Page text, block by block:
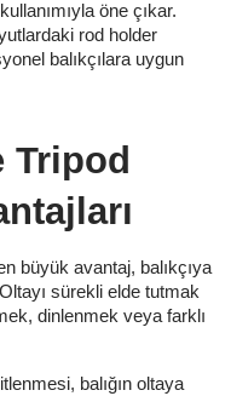
öne çıkar.
rod holder
balıkçılara uygun
Tripod
büyük avantaj, balıkçıya
sürekli elde tutmak
dinlenmek veya farklı
balığın oltaya